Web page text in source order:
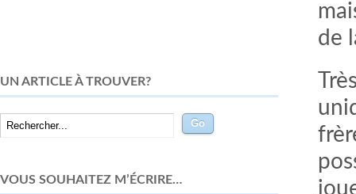
de
UN ARTICLE À TROUVER?
VOUS SOUHAITEZ M’ÉCRIRE…